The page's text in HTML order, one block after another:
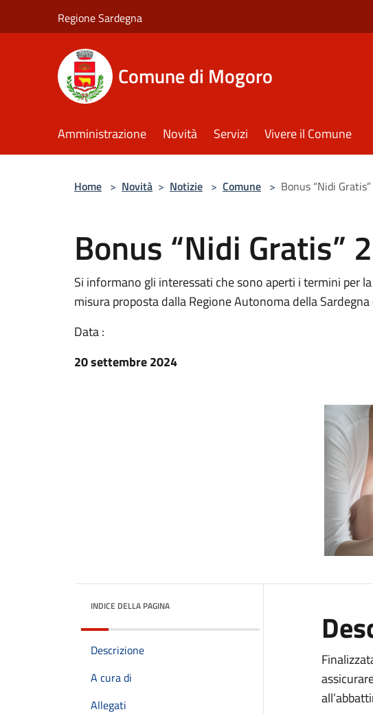
Regione Sardegna
Comune di Mogoro
Amministrazione Novità Servizi Vivere il Comune
Home > Novità > Notizie > Comune > Bonus “Nidi
Bonus “Nidi Gratis”
Si informano gli interessati che sono aperti i termini per
misura proposta dalla Regione Autonoma della
Data :
20 settembre 2024
INDICE DELLA PAGINA
Descrizione
A cura di
Allegati